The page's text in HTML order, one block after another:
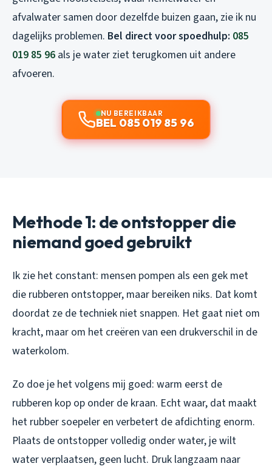
afvalwater samen door dezelfde buizen gaan, zie ik nu
dagelijks problemen. Bel direct voor spoedhulp: 085
019 85 96 als je water ziet terugkomen uit andere
afvoeren.
NU BEREIKBAAR
BEL 085 019 85 96
Methode 1: de ontstopper die
niemand goed gebruikt
Ik zie het constant: mensen pompen als een gek met
die rubberen ontstopper, maar bereiken niks. Dat komt
doordat ze de techniek niet snappen. Het gaat niet om
kracht, maar om het creëren van een drukverschil in de
waterkolom.
Zo doe je het volgens mij goed: warm eerst de
rubberen kop op onder de kraan. Echt waar, dat maakt
het rubber soepeler en verbetert de afdichting enorm.
Plaats de ontstopper volledig onder water, je wilt
water verplaatsen, geen lucht. Druk langzaam naar